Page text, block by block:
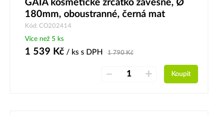
GAIA kosmetické zrcátko závěsné, Ø
180mm, oboustranné, černá mat
Kód: CO202414
Více než 5 ks
1 539 Kč / ks s DPH 1 790Kč
– + Koupit